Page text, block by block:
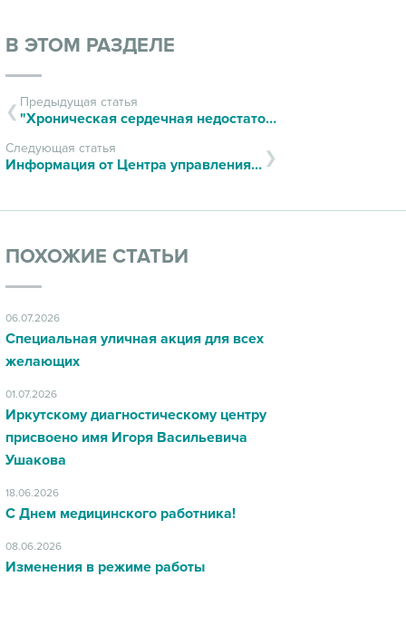
В ЭТОМ РАЗДЕЛЕ
Предыдущая статья
"Хроническая сердечная недостаточность"
Следующая статья
Информация от Центра управления в кризисных ситуациях ГУ МЧС России
ПОХОЖИЕ СТАТЬИ
06.07.2026
Специальная уличная акция для всех
желающих
01.07.2026
Иркутскому диагностическому центру
присвоено имя Игоря Васильевича
Ушакова
18.06.2026
С Днем медицинского работника!
08.06.2026
Изменения в режиме работы